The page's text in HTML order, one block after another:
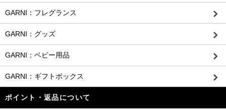
GARNI：フレグランス
GARNI：グッズ
GARNI：ベビー用品
GARNI：ギフトボックス
ポイント・返品について